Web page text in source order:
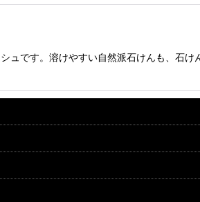
です。溶けやすい自然派石けんも、石